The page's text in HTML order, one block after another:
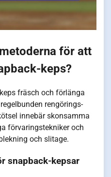
för att
keps?
fräsch och förlänga
rengörings-
innebär skonsamma
förvaringstekniker och
och slitage.
snapback-kepsar